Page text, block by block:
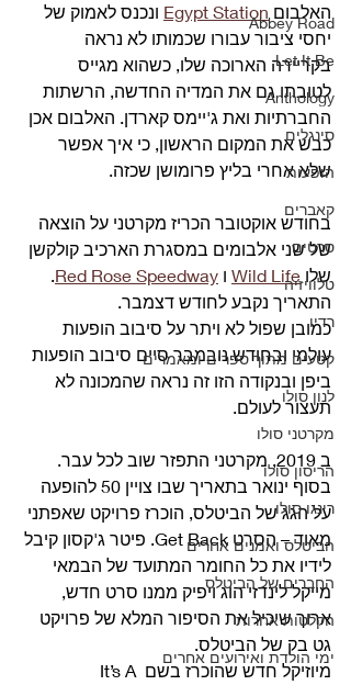
Abbey Road
Let It Be
Anthology
סינגלים
הופעות
קאברים
סרטים
טלוויזיה
רדיו
קטעים מתוך ספרים ומאמרים
לנון סולו
מקרטני סולו
הריסון סולו
רינגו סולו
הביטלס ואמנים אחרים
החברים של הביטלס
הקלטות אחרות
ימי הולדת ואירועים אחרים
האלבום Egypt Station ונכנס לאמוק של
יחסי ציבור עבורו שכמותו לא נראה
בקריירה הארוכה שלו, כשהוא מגייס
לטובתו גם את המדיה החדשה, הרשתות
החברתיות ואת ג'יימס קארדן. האלבום אכן
כבש את המקום הראשון, כי איך אפשר
שלא אחרי בליץ פרומושן שכזה.
בחודש אוקטובר הכריז מקרטני על הוצאה
של שני אלבומים במסגרת הארכיב קולקשן
שלו Wild Life ו Red Rose Speedway
.
התאריך נקבע לחודש דצמבר.
כמובן שפול לא ויתר על סיבוב הופעות
עולמי ובחודש נובמבר סיים סיבוב הופעות
ביפן ובנקודה הזו זה נראה שהמכונה לא
תעצור לעולם.
ב 2019, מקרטני התפזר שוב לכל עבר.
בסוף ינואר בתאריך שבו צויין 50 להופעה
על הגג של הביטלס, הוכרז פרויקט שאפתני
מאוד – הסרט Get Back. פיטר ג'קסון קיבל
לידיו את כל החומר המתועד של הבמאי
מייקל לינדזי הוג ויפיק ממנו סרט חדש,
ארוך שיכיל את הסיפור המלא של פרויקט
גט בק של הביטלס.
מיוזיקל חדש שהוכרז בשם It’s A